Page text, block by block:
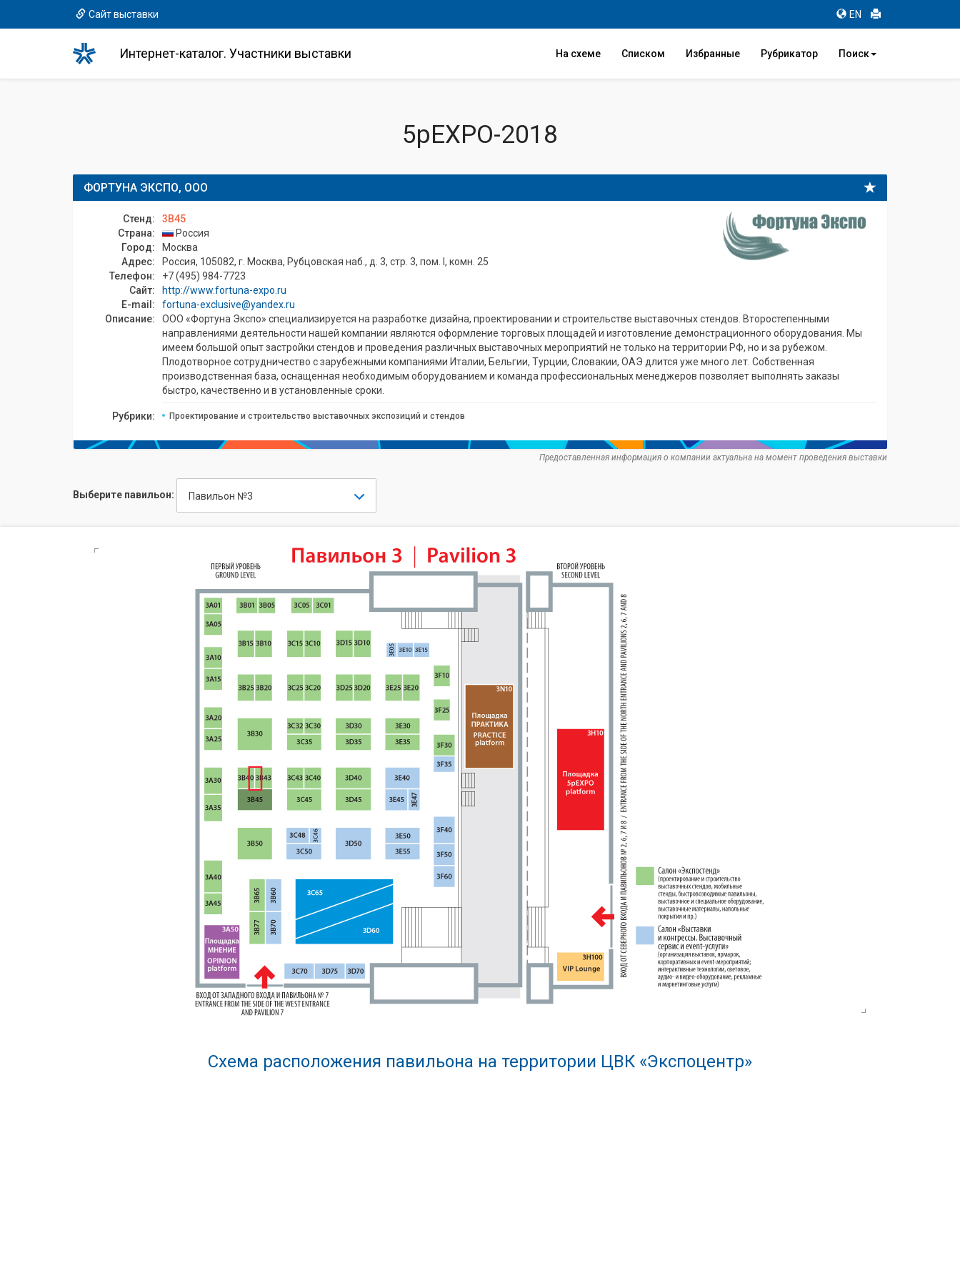
Сайт выставки EN
Интернет-каталог. Участники выставки На схеме Списком Избранные Рубрикатор Поиск
5pEXPO-2018
ФОРТУНА ЭКСПО, ООО
Стенд:
3B45
Страна:
Россия
Город:
Москва
Адрес:
Россия, 105082, г. Москва, Рубцовская наб., д. 3, стр. 3, пом. I, комн. 25
Телефон:
+7 (495) 984-7723
Сайт:
http://www.fortuna-expo.ru
E-mail:
fortuna-exclusive@yandex.ru
Описание:
ООО «Фортуна Экспо» специализируется на разработке дизайна, проектировании и строительстве выставочных стендов. Второстепенными
направлениями деятельности нашей компании являются оформление торговых площадей и изготовление демонстрационного оборудования. Мы
имеем большой опыт застройки стендов и проведения различных выставочных мероприятий не только на территории РФ, но и за рубежом.
Плодотворное сотрудничество с зарубежными компаниями Италии, Бельгии, Турции, Словакии, ОАЭ длится уже много лет. Собственная
производственная база, оснащенная необходимым оборудованием и команда профессиональных менеджеров позволяет выполнять заказы
быстро, качественно и в установленные сроки.
Рубрики: Проектирование и строительство выставочных экспозиций и стендов
Предоставленная информация о компании актуальна на момент проведения выставки
Выберите павильон: Павильон №3
Схема расположения павильона на территории ЦВК «Экспоцентр»